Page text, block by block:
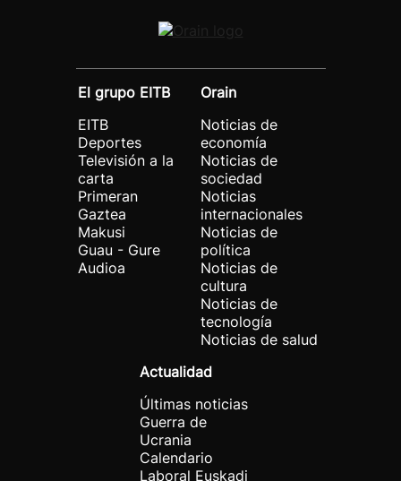
El grupo EITB
EITB
Deportes
Televisión a la
carta
Primeran
Gaztea
Makusi
Guau - Gure
Audioa
Orain
Noticias de
economía
Noticias de
sociedad
Noticias
internacionales
Noticias de
política
Noticias de
cultura
Noticias de
tecnología
Noticias de salud
Actualidad
Últimas noticias
Guerra de
Ucrania
Calendario
Laboral Euskadi